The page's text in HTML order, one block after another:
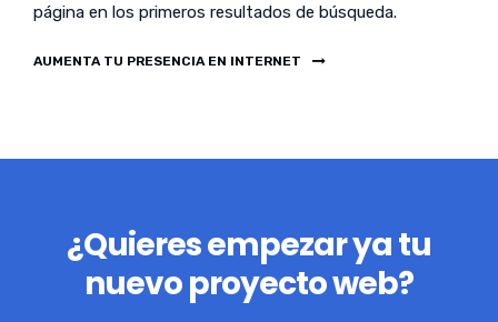
página en los primeros resultados de búsqueda.
AUMENTA TU PRESENCIA EN INTERNET
¿Quieres empezar ya tu
nuevo proyecto web?